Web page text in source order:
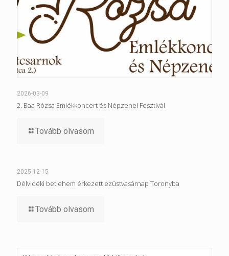
2026-03-09
2. Baa Rózsa Emlékkoncert és Népzenei Fesztivál
Tovább olvasom
2025-12-15
Délvidéki betlehem érkezett ezüstvasárnap Toronyba
Tovább olvasom